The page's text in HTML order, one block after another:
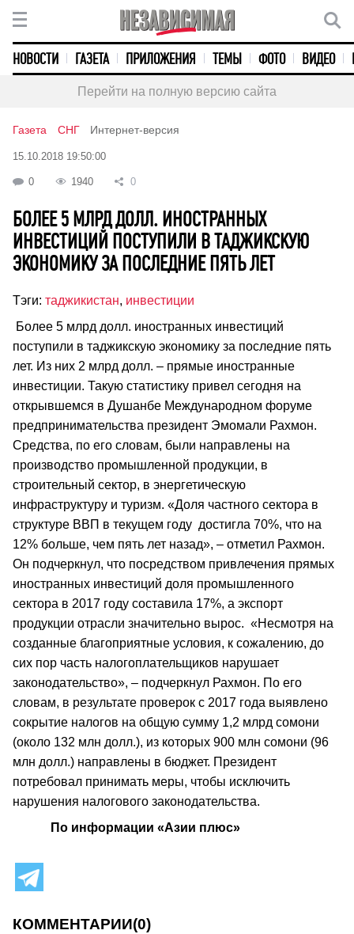
НОВОСТИ ГАЗЕТА ПРИЛОЖЕНИЯ ТЕМЫ ФОТО ВИДЕО
Перейти на полную версию сайта
Газета СНГ Интернет-версия
15.10.2018 19:50:00
0 1940 0
БОЛЕЕ 5 МЛРД ДОЛЛ. ИНОСТРАННЫХ
ИНВЕСТИЦИЙ ПОСТУПИЛИ В ТАДЖИКСКУЮ
ЭКОНОМИКУ ЗА ПОСЛЕДНИЕ ПЯТЬ ЛЕТ
Тэги: таджикистан, инвестиции
Более 5 млрд долл. иностранных инвестиций
поступили в таджикскую экономику за последние пять
лет. Из них 2 млрд долл. – прямые иностранные
инвестиции. Такую статистику привел сегодня на
открывшемся в Душанбе Международном форуме
предпринимательства президент Эмомали Рахмон.
Средства, по его словам, были направлены на
производство промышленной продукции, в
строительный сектор, в энергетическую
инфраструктуру и туризм. «Доля частного сектора в
структуре ВВП в текущем году достигла 70%, что на
12% больше, чем пять лет назад», – отметил Рахмон.
Он подчеркнул, что посредством привлечения прямых
иностранных инвестиций доля промышленного
сектора в 2017 году составила 17%, а экспорт
продукции отрасли значительно вырос. «Несмотря на
созданные благоприятные условия, к сожалению, до
сих пор часть налогоплательщиков нарушает
законодательство», – подчеркнул Рахмон. По его
словам, в результате проверок с 2017 года выявлено
сокрытие налогов на общую сумму 1,2 млрд сомони
(около 132 млн долл.), из которых 900 млн сомони (96
млн долл.) направлены в бюджет. Президент
потребовал принимать меры, чтобы исключить
нарушения налогового законодательства.
По информации «Азии плюс»
КОММЕНТАРИИ(0)